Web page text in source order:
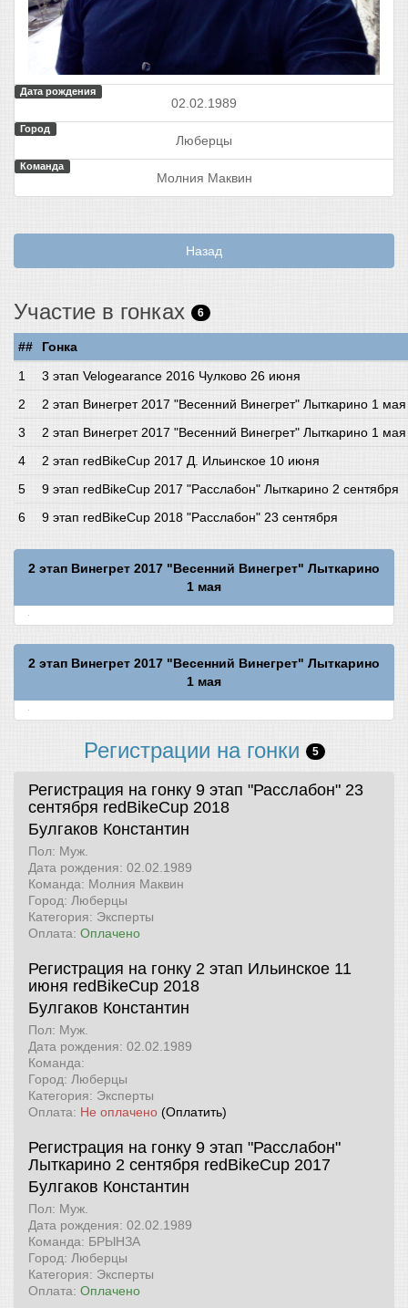
Дата рождения
02.02.1989
Город
Люберцы
Команда
Молния Маквин
Назад
Участие в гонках 6
##
Гонка
3 этап Velogearance 2016 Чулково 26 июня
2 этап Винегрет 2017 "Весенний Винегрет" Лыткарино 1 мая
2 этап Винегрет 2017 "Весенний Винегрет" Лыткарино 1 мая
2 этап redBikeCup 2017 Д. Ильинское 10 июня
9 этап redBikeCup 2017 "Расслабон" Лыткарино 2 сентября
9 этап redBikeCup 2018 "Расслабон" 23 сентября
2 этап Винегрет 2017 "Весенний Винегрет" Лыткарино
1 мая
2 этап Винегрет 2017 "Весенний Винегрет" Лыткарино
1 мая
Регистрации на гонки 5
Регистрация на гонку 9 этап "Расслабон" 23
сентября redBikeCup 2018
Булгаков Константин
Пол: Муж.
Дата рождения: 02.02.1989
Команда: Молния Маквин
Город: Люберцы
Категория: Эксперты
Оплата: Оплачено
Регистрация на гонку 2 этап Ильинское 11
июня redBikeCup 2018
Булгаков Константин
Пол: Муж.
Дата рождения: 02.02.1989
Команда:
Город: Люберцы
Категория: Эксперты
Оплата: Не оплачено (Оплатить)
Регистрация на гонку 9 этап "Расслабон"
Лыткарино 2 сентября redBikeCup 2017
Булгаков Константин
Пол: Муж.
Дата рождения: 02.02.1989
Команда: БРЫНЗА
Город: Люберцы
Категория: Эксперты
Оплата: Оплачено